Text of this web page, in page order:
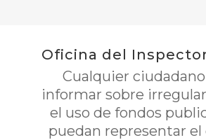
Oficina del
Cualquier
informar sobre
el uso de fondos
puedan representar